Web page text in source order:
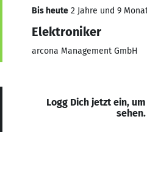
Bis heute 2 Jahre und 9
Elektroniker
arcona Management GmbH
Logg Dich jetzt ein,
sehen.